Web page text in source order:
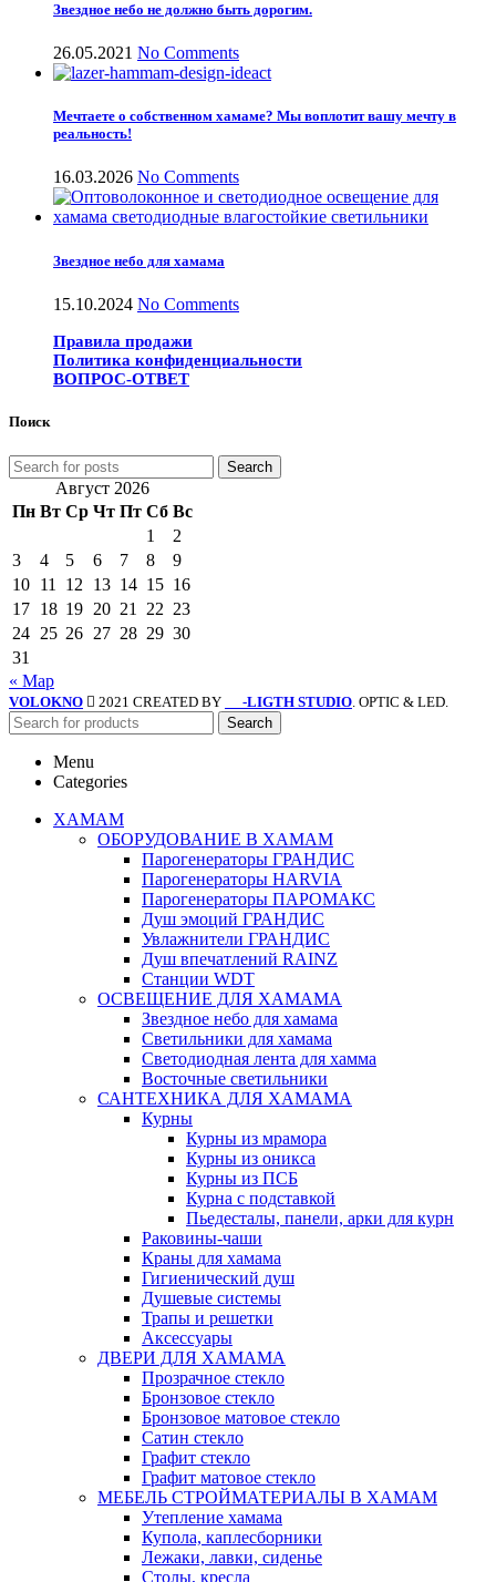
Звездное небо не должно быть дорогим.
26.05.2021 No Comments
Мечтаете о собственном хамаме? Мы воплотит вашу мечту в
реальность!
16.03.2026 No Comments
Звездное небо для хамама
15.10.2024 No Comments
Правила продажи
Политика конфиденциальности
ВОПРОС-ОТВЕТ
Поиск
Search
Август 2026
Пн Вт Ср Чт Пт Сб Вс
1
2
3
4 5 6 7 8
9
10 11 12 13 14 15 16
17 18 19 20 21 22 23
24 25 26 27 28 29 30
31
« Мар
VOLOKNO 2021 CREATED BY -LIGTH STUDIO. OPTIC & LED.
Search
Menu
Categories
ХАМАМ
ОБОРУДОВАНИЕ В ХАМАМ
Парогенераторы ГРАНДИС
Парогенераторы HARVIA
Парогенераторы ПАРОМАКС
Душ эмоций ГРАНДИС
Увлажнители ГРАНДИС
Душ впечатлений RAINZ
Станции WDT
ОСВЕЩЕНИЕ ДЛЯ ХАМАМА
Звездное небо для хамама
Светильники для хамама
Светодиодная лента для хамма
Восточные светильники
САНТЕХНИКА ДЛЯ ХАМАМА
Курны
Курны из мрамора
Курны из оникса
Курны из ПСБ
Курна с подставкой
Пьедесталы, панели, арки для курн
Раковины-чаши
Краны для хамама
Гигиенический душ
Душевые системы
Трапы и решетки
Аксессуары
ДВЕРИ ДЛЯ ХАМАМА
Прозрачное стекло
Бронзовое стекло
Бронзовое матовое стекло
Сатин стекло
Графит стекло
Графит матовое стекло
МЕБЕЛЬ СТРОЙМАТЕРИАЛЫ В ХАМАМ
Утепление хамама
Купола, каплесборники
Лежаки, лавки, сиденье
Столы, кресла